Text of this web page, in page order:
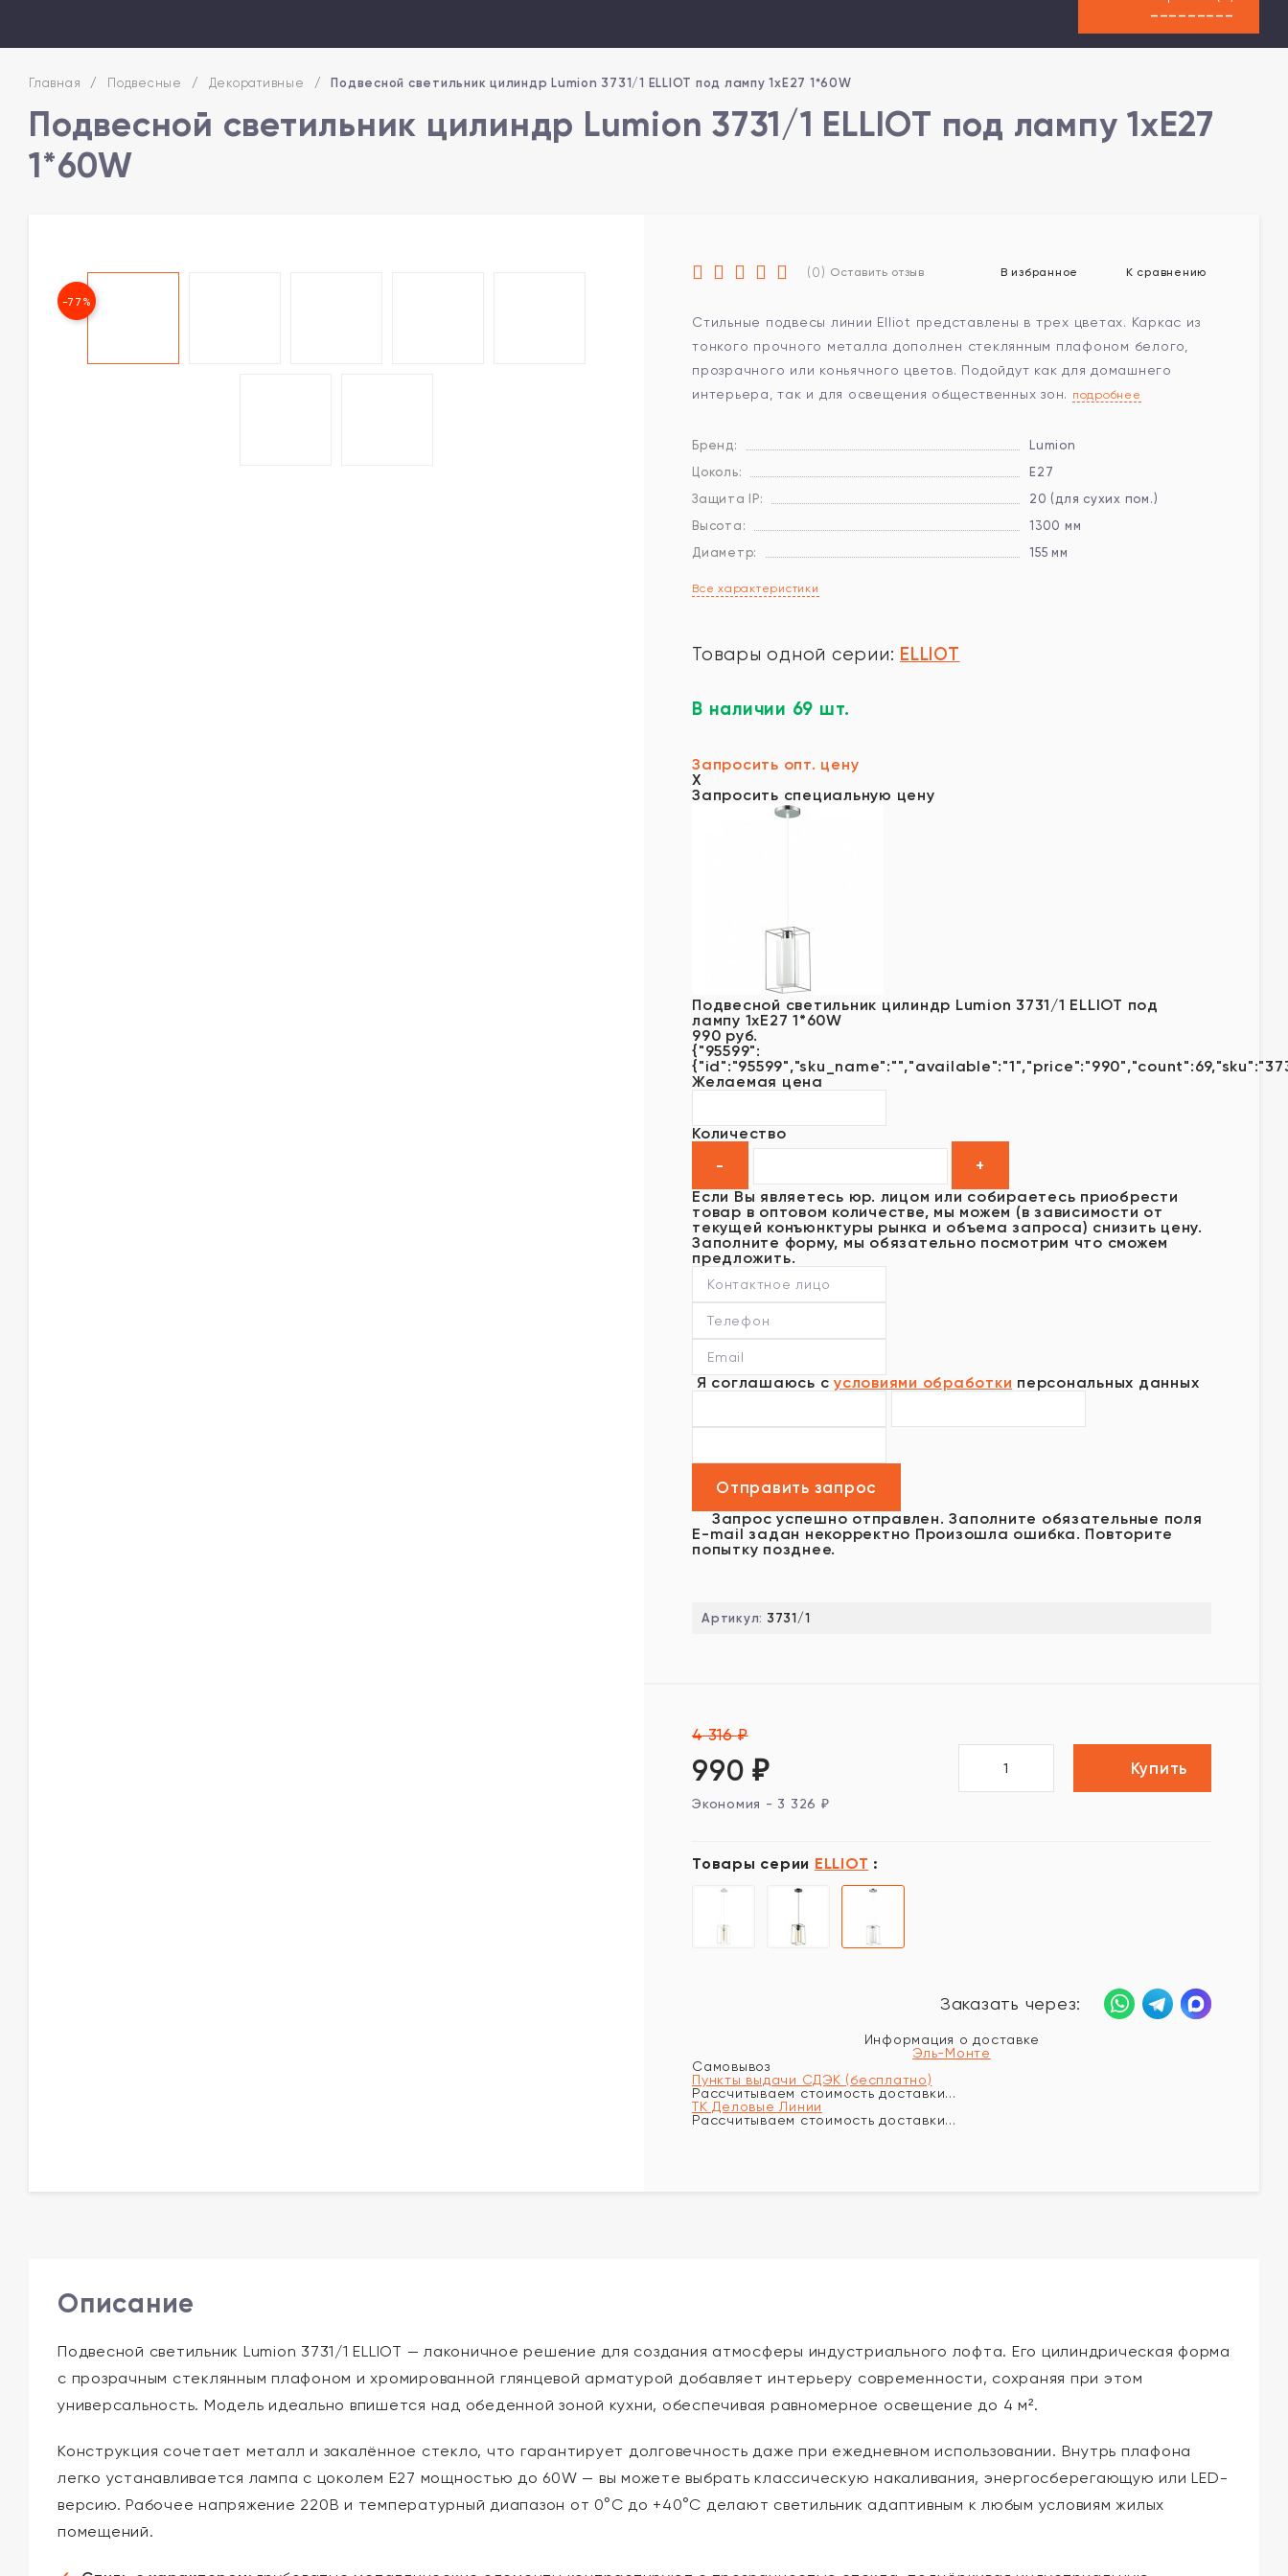
---------
Главная / Подвесные / Декоративные / Подвесной светильник цилиндр Lumion 3731/1 ELLIOT под лампу 1xE27 1*60W
Подвесной светильник цилиндр Lumion 3731/1 ELLIOT под лампу 1xE27
1*60W
-77%
(0) Оставить отзыв В избранное К сравнению
Стильные подвесы линии Elliot представлены в трех цветах. Каркас из
тонкого прочного металла дополнен стеклянным плафоном белого,
прозрачного или коньячного цветов. Подойдут как для домашнего
интерьера, так и для освещения общественных зон. подробнее
Бренд:
Lumion
Цоколь:
E27
Защита IP:
20 (для сухих пом.)
Высота:
1300 мм
Диаметр:
155 мм
Все характеристики
Товары одной серии: ELLIOT
В наличии 69 шт.
Запросить опт. цену
X
Запросить специальную цену
Подвесной светильник цилиндр Lumion 3731/1 ELLIOT под
лампу 1xE27 1*60W
990 руб.
{"95599":
Желаемая цена
Количество
Если Вы являетесь юр. лицом или собираетесь приобрести
товар в оптовом количестве, мы можем (в зависимости от
текущей конъюнктуры рынка и объема запроса) снизить цену.
Заполните форму, мы обязательно посмотрим что сможем
предложить.
Я соглашаюсь с условиями обработки персональных данных
Запрос успешно отправлен. Заполните обязательные поля
E-mail задан некорректно Произошла ошибка. Повторите
попытку позднее.
Артикул: 3731/1
4 316₽
990 ₽
Экономия - 3 326 ₽
Купить
Товары серии ELLIOT :
Заказать через:
Информация о доставке
Эль-Монте
Самовывоз
Пункты выдачи СДЭК (бесплатно)
Рассчитываем стоимость доставки...
ТК Деловые Линии
Рассчитываем стоимость доставки...
Описание
Подвесной светильник Lumion 3731/1 ELLIOT — лаконичное решение для создания атмосферы индустриального лофта. Его цилиндрическая форма
с прозрачным стеклянным плафоном и хромированной глянцевой арматурой добавляет интерьеру современности, сохраняя при этом
универсальность. Модель идеально впишется над обеденной зоной кухни, обеспечивая равномерное освещение до 4 м².
Конструкция сочетает металл и закалённое стекло, что гарантирует долговечность даже при ежедневном использовании. Внутрь плафона
легко устанавливается лампа с цоколем E27 мощностью до 60W — вы можете выбрать классическую накаливания, энергосберегающую или LED-
версию. Рабочее напряжение 220В и температурный диапазон от 0°C до +40°C делают светильник адаптивным к любым условиям жилых
помещений.